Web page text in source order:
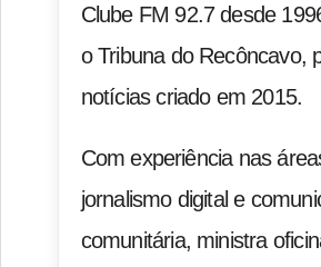
Clube FM 92.7 desde
o Tribuna do Recôncavo,
notícias criado em 2015.
Com experiência nas
jornalismo digital e
comunitária, ministra